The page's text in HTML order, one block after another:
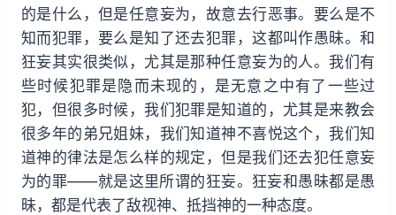
的是什么，但是任意妄为，故意去行恶事。要么是不
知而犯罪，要么是知了还去犯罪，这都叫作愚昧。和
狂妄其实很类似，尤其是那种任意妄为的人。我们有
些时候犯罪是隐而未现的，是无意之中有了一些过
犯，但很多时候，我们犯罪是知道的，尤其是来教会
很多年的弟兄姐妹，我们知道神不喜悦这个，我们知
道神的律法是怎么样的规定，但是我们还去犯任意妄
为的罪——就是这里所谓的狂妄。狂妄和愚昧都是愚
昧，都是代表了敌视神、抵挡神的一种态度。